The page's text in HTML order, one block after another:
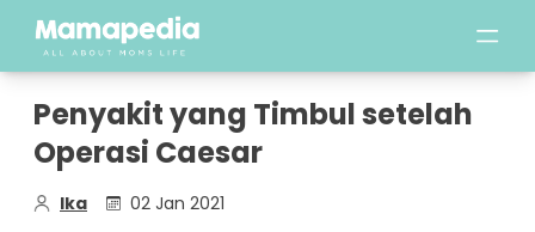
Penyakit yang Timbul setelah
Operasi Caesar
Ika 02 Jan 2021